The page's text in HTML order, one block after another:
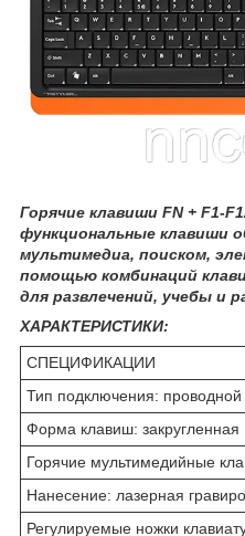
Горячие клавиши FN + F1-
функциональные клавиши
мультимедиа, поиском,
помощью комбинаций
для развлечений, учебы и
ХАРАКТЕРИСТИКИ:
СПЕЦИФИКАЦИИ
Тип подключения: проводной
Форма клавиш: закругленная
Горячие мультимедийные
Нанесение: лазерная
Регулируемые ножки